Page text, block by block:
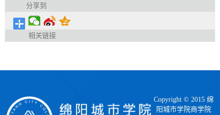
分享到
相关链接
Copyright © 2015 绵
阳城市学院商学院